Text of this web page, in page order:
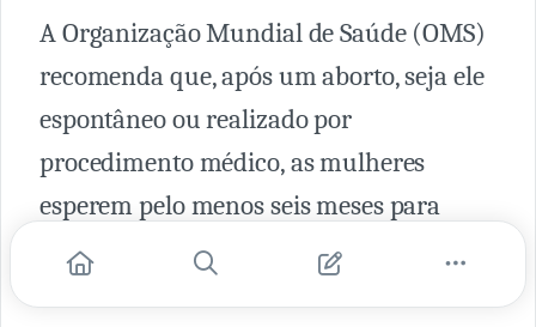
A Organização Mundial de Saúde (OMS)
recomenda que, após um aborto, seja ele
espontâneo ou realizado por
procedimento médico, as mulheres
esperem pelo menos seis meses para
engravidar novamente, evitando assim